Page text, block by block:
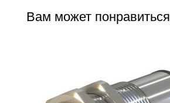
Вам может